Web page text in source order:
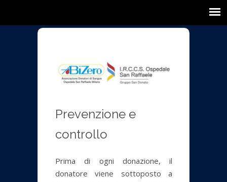
Prevenzione e
controllo
Prima di ogni donazione, il
donatore viene sottoposto a